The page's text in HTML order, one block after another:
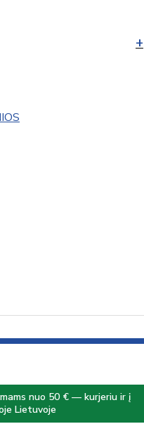
nuo 50 € — kurjeriu ir į
Lietuvoje